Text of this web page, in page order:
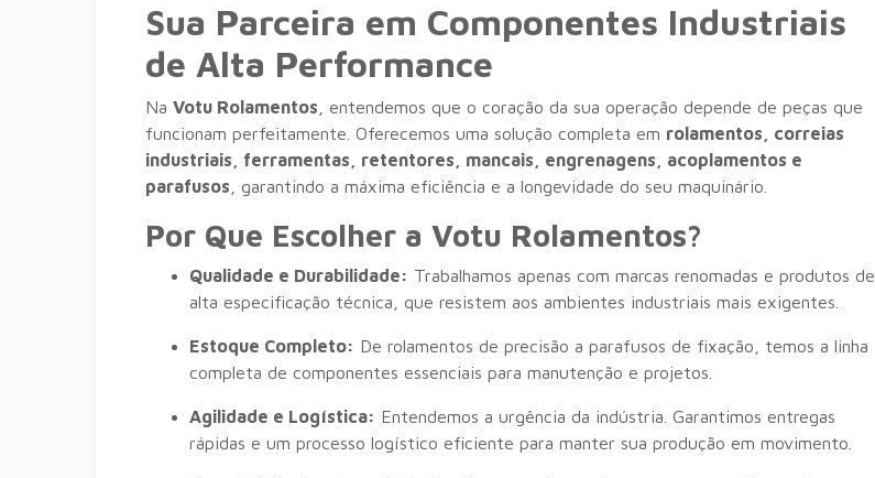
Sua Parceira em Componentes Industriais
de Alta Performance
Na Votu Rolamentos , entendemos que o coração da sua operação depende de peças que
funcionam perfeitamente. Oferecemos uma solução completa em rolamentos, correias
industriais, ferramentas, retentores, mancais, engrenagens, acoplamentos e
parafusos , garantindo a máxima eficiência e a longevidade do seu maquinário.
Por Que Escolher a Votu Rolamentos?
Qualidade e Durabilidade: Trabalhamos apenas com marcas renomadas e produtos de
alta especificação técnica, que resistem aos ambientes industriais mais exigentes.
Estoque Completo: De rolamentos de precisão a parafusos de fixação, temos a linha
completa de componentes essenciais para manutenção e projetos.
Agilidade e Logística: Entendemos a urgência da indústria. Garantimos entregas
rápidas e um processo logístico eficiente para manter sua produção em movimento.